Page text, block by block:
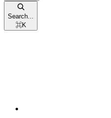
Search...
⌘K